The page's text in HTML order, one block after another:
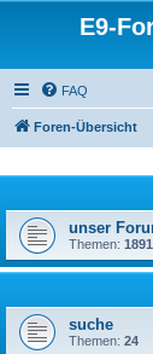
E9-
FAQ
Foren-Übersicht
unser
Themen: 1891
suche
Themen: 24